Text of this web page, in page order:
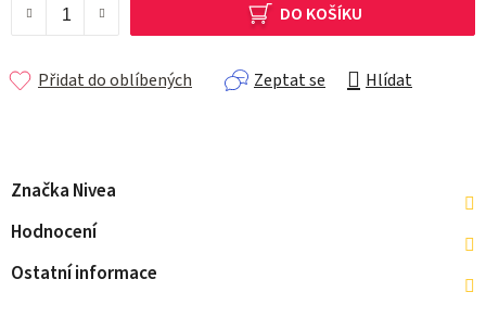
DO KOŠÍKU
Zeptat se Hlídat
Přidat do oblíbených
Značka Nivea
Hodnocení
Ostatní informace